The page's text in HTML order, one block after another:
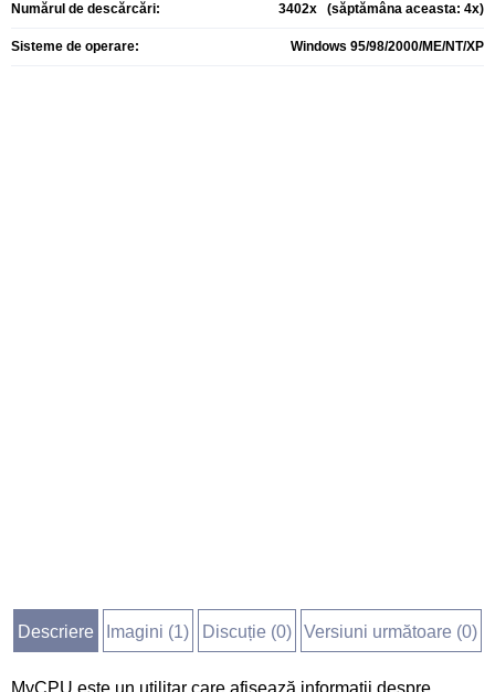
Numărul de descărcări: 3402x (săptămâna aceasta: 4x)
Sisteme de operare: Windows 95/98/2000/ME/NT/XP
Descriere Imagini (1) Discuție (0) Versiuni următoare (0)
MyCPU este un utilitar care afișează informații despre